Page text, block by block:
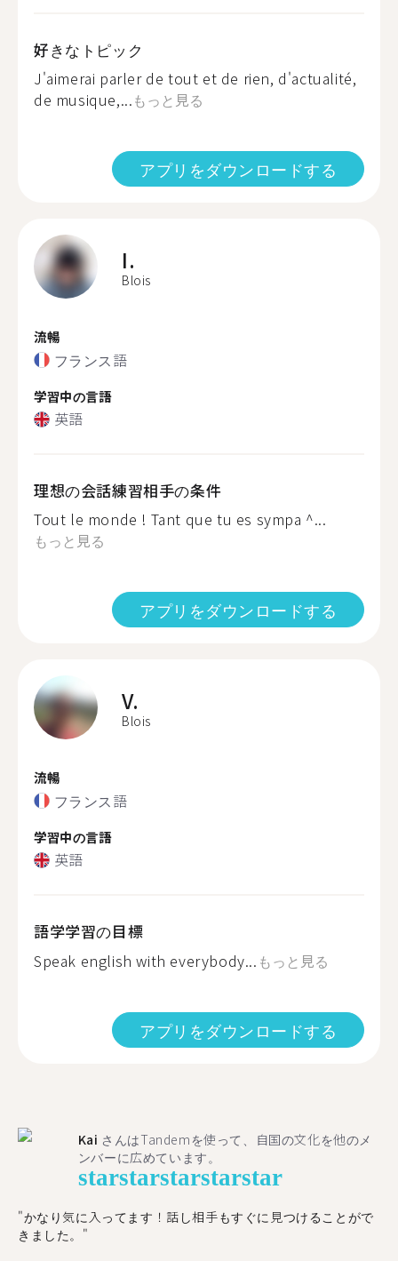
好きなトピック
J'aimerai parler de tout et de rien, d'actualité,
de musique,...もっと見る
アプリをダウンロードする
I.
Blois
流暢
フランス語
学習中の言語
英語
理想の会話練習相手の条件
Tout le monde ! Tant que tu es sympa ^...
もっと見る
アプリをダウンロードする
V.
Blois
流暢
フランス語
学習中の言語
英語
語学学習の目標
Speak english with everybody... もっと見る
アプリをダウンロードする
Kai さんはTandemを使って、自国の文化を他のメ
ンバーに広めています。
starstarstarstarstar
"かなり気に入ってます！話し相手もすぐに見つけることがで
きました。"